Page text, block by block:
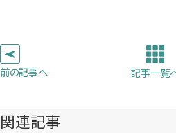
前の記事へ 記事一覧
関連記事